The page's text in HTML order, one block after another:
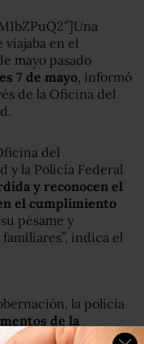
en el
mayo pasado
7 de mayo, informó
de la Oficina del
del
y la Policía Federal
y reconocen el
el cumplimiento
pésame y
indica el
la policía
de la
un miembro más de